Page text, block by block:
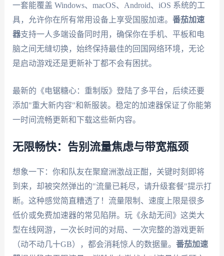
一套能覆盖 Windows、macOS、Android、iOS 系统的工
具，允许你在所有常用设备上享受国服加速。 番茄加速
器支持一人多端设备同时用，确保你在手机、平板和电
脑之间无缝切换，始终保持最佳的回国网络环境，无论
是启动游戏还是更新补丁都不会有困扰。
最新的《电锯糖心：重制版》登陆了多平台，后续还要
添加"重大新内容"和新服装。稳定的加速器保证了你能第
一时间流畅更新和下载这些新内容。
无限畅快：告别流量焦虑与带宽瓶颈
想象一下：你和队友在聚窟洲激战正酣，关键时刻即将
到来，却被突然弹出的"流量已耗尽，请升级套餐"提示打
断。这种感觉简直糟透了！流量限制、速度上限是很多
低价或免费加速器的常见陷阱。玩《永劫无间》这类大
型在线网游，一次长时间的对局、一次完整的游戏更新
（动不动几十GB），都会消耗惊人的数据量。 番茄加速